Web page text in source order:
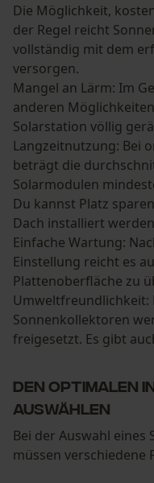
Die Möglichkeit,
der Regel reicht
vollständig mit dem
versorgen.
Mangel an Lärm: Im
anderen
Solarstation völlig
Langzeitnutzung: Bei
beträgt die
Solarmodulen
Du kannst Platz
Dach installiert
Einfache Wartung:
Einstellung reicht es
Plattenoberfläche zu
Umweltfreundlichkeit:
Sonnenkollektoren
freigesetzt. Es gibt
Den
auswählen
Bei der Auswahl
müssen